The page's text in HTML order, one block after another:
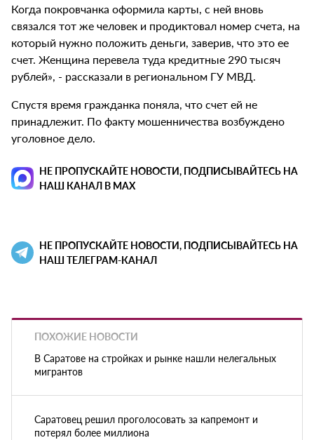
Когда покровчанка оформила карты, с ней вновь
связался тот же человек и продиктовал номер счета, на
который нужно положить деньги, заверив, что это ее
счет. Женщина перевела туда кредитные 290 тысяч
рублей», - рассказали в региональном ГУ МВД.
Спустя время гражданка поняла, что счет ей не
принадлежит. По факту мошенничества возбуждено
уголовное дело.
НЕ ПРОПУСКАЙТЕ НОВОСТИ, ПОДПИСЫВАЙТЕСЬ НА
НАШ КАНАЛ В MAX
НЕ ПРОПУСКАЙТЕ НОВОСТИ, ПОДПИСЫВАЙТЕСЬ НА
НАШ ТЕЛЕГРАМ-КАНАЛ
ПОХОЖИЕ НОВОСТИ
В Саратове на стройках и рынке нашли нелегальных
мигрантов
Саратовец решил проголосовать за капремонт и
потерял более миллиона